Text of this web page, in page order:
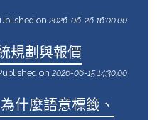
on 2026-06-26 16:00:00
規劃與報價
on 2026-06-15 14:30:00
什麼語意標籤、